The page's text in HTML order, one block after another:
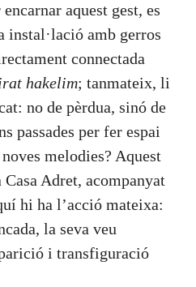
aquest gest, es
instal·lació amb gerros
connectada
hakelim; tanmateix, li
no de pèrdua, sinó de
passades per fer espai
melodies? Aquest
Adret, acompanyat
hi ha l’acció mateixa:
la seva veu
i transfiguració